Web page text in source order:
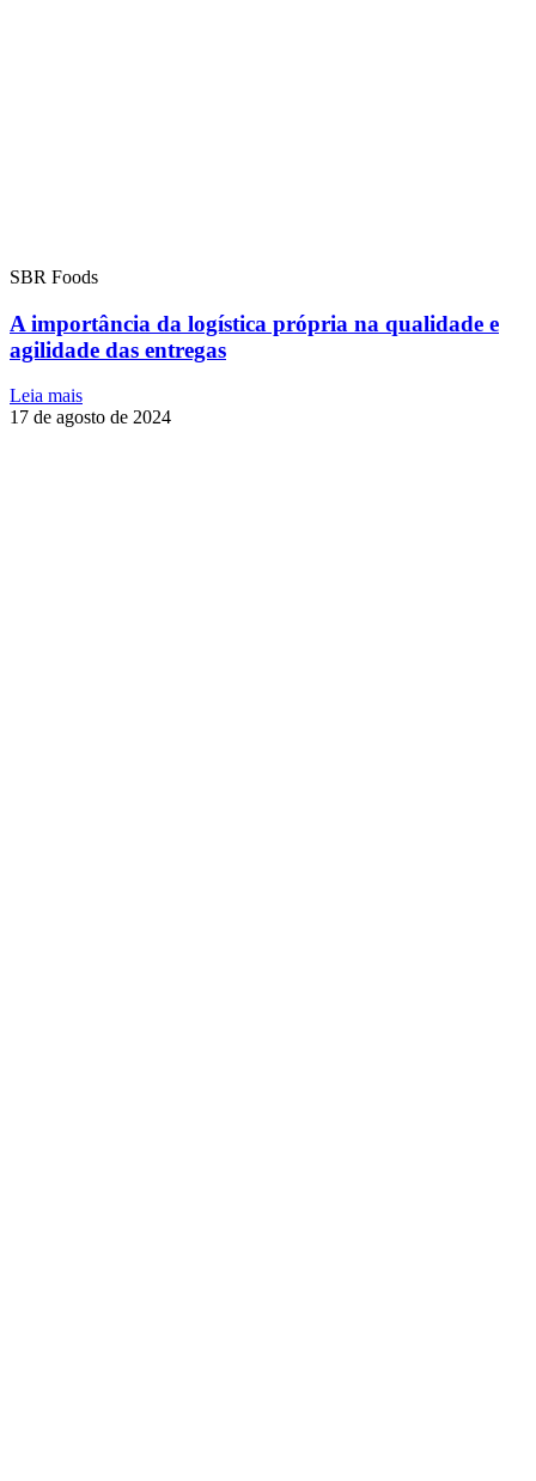
SBR Foods
A importância da logística própria na qualidade e
agilidade das entregas
Leia mais
17 de agosto de 2024